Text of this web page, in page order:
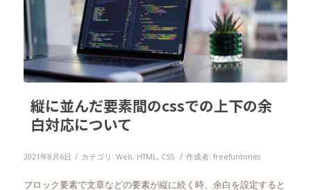
縦に並んだ要素間のcssでの上下の余
白対応について
2021年8月6日 / カテゴリ: Web, HTML , CSS / 作成者: freefuntimes
ブロック要素で文章などの要素が縦に続く時、余白を設定すると